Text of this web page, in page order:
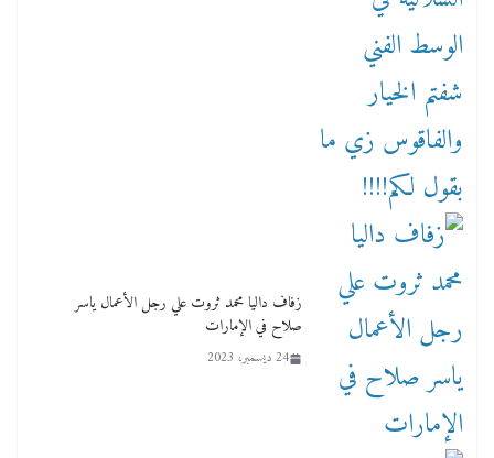
زفاف داليا محمد ثروت علي رجل الأعمال ياسر
صلاح في الإمارات
24 ديسمبر، 2023